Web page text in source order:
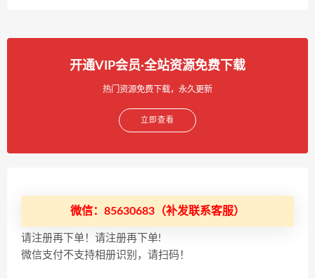
开通VIP会员·全站资源免费下载
热门资源免费下载，永久更新
立即查看
微信：85630683（补发联系客服）
请注册再下单！请注册再下单!
微信支付不支持相册识别，请扫码！